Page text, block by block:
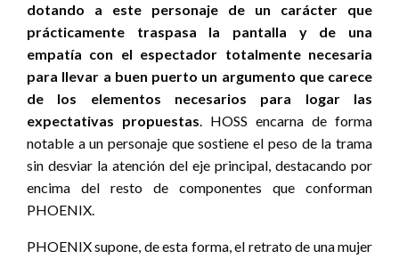
dotando a este personaje de un carácter que
prácticamente traspasa la pantalla y de una
empatía con el espectador totalmente necesaria
para llevar a buen puerto un argumento que carece
de los elementos necesarios para logar las
expectativas propuestas. HOSS encarna de forma
notable a un personaje que sostiene el peso de la trama
sin desviar la atención del eje principal, destacando por
encima del resto de componentes que conforman
PHOENIX.
PHOENIX supone, de esta forma, el retrato de una mujer